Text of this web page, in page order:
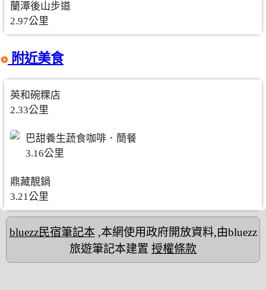
蘭潭後山步道
2.97公里
附近美食
英和碗粿店
2.33公里
巴甜養生蔬食咖啡．簡餐
3.16公里
鼎藏靚鍋
3.21公里
bluezz民宿筆記本,本網使用政府開放資料,由bluezz
旅遊筆記本建置 授權條款